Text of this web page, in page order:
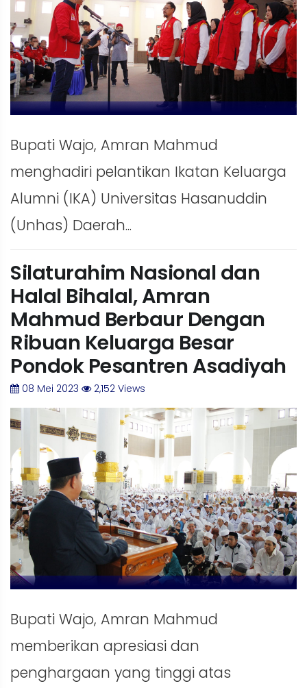
Bupati Wajo, Amran Mahmud
menghadiri pelantikan Ikatan Keluarga
Alumni (IKA) Universitas Hasanuddin
(Unhas) Daerah...
Silaturahim Nasional dan
Halal Bihalal, Amran
Mahmud Berbaur Dengan
Ribuan Keluarga Besar
Pondok Pesantren Asadiyah
08 Mei 2023 2,152 Views
Bupati Wajo, Amran Mahmud
memberikan apresiasi dan
penghargaan yang tinggi atas